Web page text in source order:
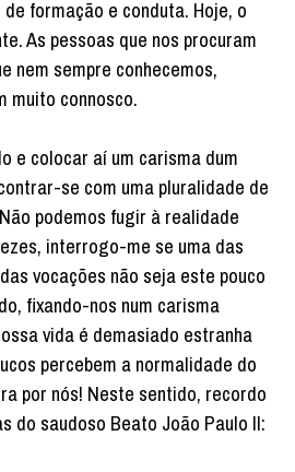
formação e conduta. Hoje, o
As pessoas que nos procuram
nem sempre conhecemos,
muito connosco.
e colocar aí um carisma dum
se com uma pluralidade de
podemos fugir à realidade
interrogo-me se uma das
vocações não seja este pouco
fixando-nos num carisma
vida é demasiado estranha
percebem a normalidade do
por nós! Neste sentido, recordo
do saudoso Beato João Paulo II: